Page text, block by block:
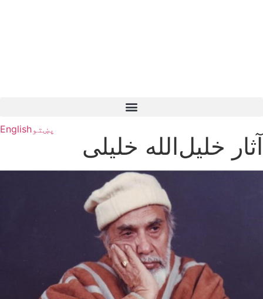
پښتوEnglish
آثار خلیل‌الله خلیلی